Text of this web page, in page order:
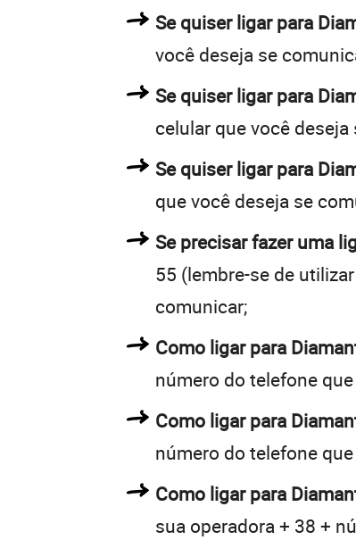
Se quiser ligar para
você deseja se
Se quiser ligar para
celular que você
Se quiser ligar para
que você deseja se
Se precisar fazer uma
55 (lembre-se de
comunicar;
Como ligar para
número do telefone
Como ligar para
número do telefone
Como ligar para
sua operadora + 38 +